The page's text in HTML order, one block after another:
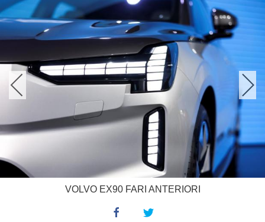
VOLVO EX90 FARI ANTERIORI